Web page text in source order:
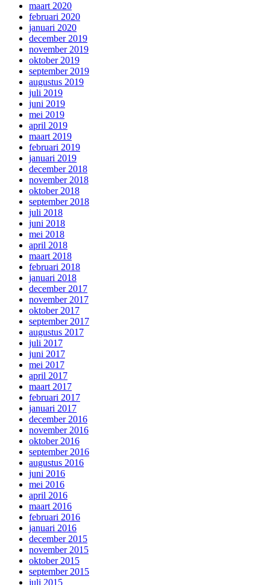
maart 2020
februari 2020
januari 2020
december 2019
november 2019
oktober 2019
september 2019
augustus 2019
juli 2019
juni 2019
mei 2019
april 2019
maart 2019
februari 2019
januari 2019
december 2018
november 2018
oktober 2018
september 2018
juli 2018
juni 2018
mei 2018
april 2018
maart 2018
februari 2018
januari 2018
december 2017
november 2017
oktober 2017
september 2017
augustus 2017
juli 2017
juni 2017
mei 2017
april 2017
maart 2017
februari 2017
januari 2017
december 2016
november 2016
oktober 2016
september 2016
augustus 2016
juni 2016
mei 2016
april 2016
maart 2016
februari 2016
januari 2016
december 2015
november 2015
oktober 2015
september 2015
juli 2015